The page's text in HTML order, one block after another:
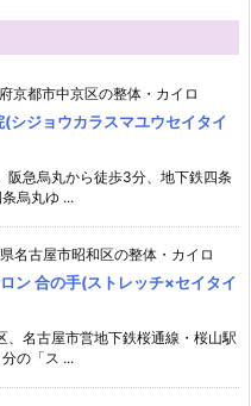
京都市中京区の整体・カイロ
シジョウカラスマユウセイタイ
阪急烏丸から徒歩3分、地下鉄四条
烏丸ゆ ...
名古屋市昭和区の整体・カイロ
ン 合の手(ストレッチ×セイタイ
、名古屋市営地下鉄桜通線・桜山駅
の「ス ...